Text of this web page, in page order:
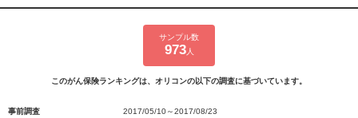
サンプル数
973人
このがん保険ランキングは、オリコンの以下の調査に基づいています。
事前調査 2017/05/10～2017/08/23